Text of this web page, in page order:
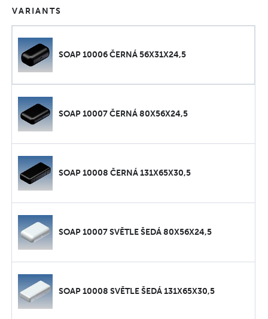
VARIANTS
SOAP 10006 ČERNÁ 56X31X24,5
SOAP 10007 ČERNÁ 80X56X24,5
SOAP 10008 ČERNÁ 131X65X30,5
SOAP 10007 SVĚTLE ŠEDÁ 80X56X24,5
SOAP 10008 SVĚTLE ŠEDÁ 131X65X30,5